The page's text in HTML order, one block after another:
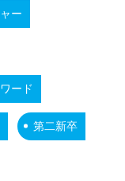
ー
ード
第二新卒